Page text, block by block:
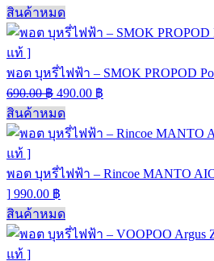
สินค้าหมด
พอต บุหรี่ไฟฟ้า – SMOK PROPOD
690.00฿ 490.00 ฿
สินค้าหมด
พอต บุหรี่ไฟฟ้า – Rincoe MANTO
] 990.00 ฿
สินค้าหมด